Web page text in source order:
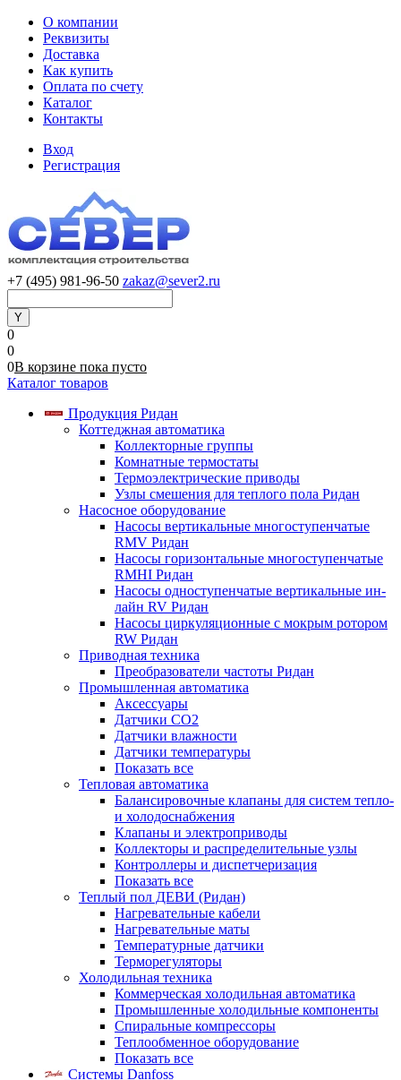
О компании
Реквизиты
Доставка
Как купить
Оплата по счету
Каталог
Контакты
Вход
Регистрация
+7 (495) 981-96-50 zakaz@sever2.ru
0
0
0В корзине пока пусто
Каталог товаров
Продукция Ридан
Коттеджная автоматика
Коллекторные группы
Комнатные термостаты
Термоэлектрические приводы
Узлы смешения для теплого пола Ридан
Насосное оборудование
Насосы вертикальные многоступенчатые
RMV Ридан
Насосы горизонтальные многоступенчатые
RMHI Ридан
Насосы одноступенчатые вертикальные ин-
лайн RV Ридан
Насосы циркуляционные с мокрым ротором
RW Ридан
Приводная техника
Преобразователи частоты Ридан
Промышленная автоматика
Аксессуары
Датчики CO2
Датчики влажности
Датчики температуры
Показать все
Тепловая автоматика
Балансировочные клапаны для систем тепло-
и холодоснабжения
Клапаны и электроприводы
Коллекторы и распределительные узлы
Контроллеры и диспетчеризация
Показать все
Теплый пол ДЕВИ (Ридан)
Нагревательные кабели
Нагревательные маты
Температурные датчики
Терморегуляторы
Холодильная техника
Коммерческая холодильная автоматика
Промышленные холодильные компоненты
Спиральные компрессоры
Теплообменное оборудование
Показать все
Системы Danfoss